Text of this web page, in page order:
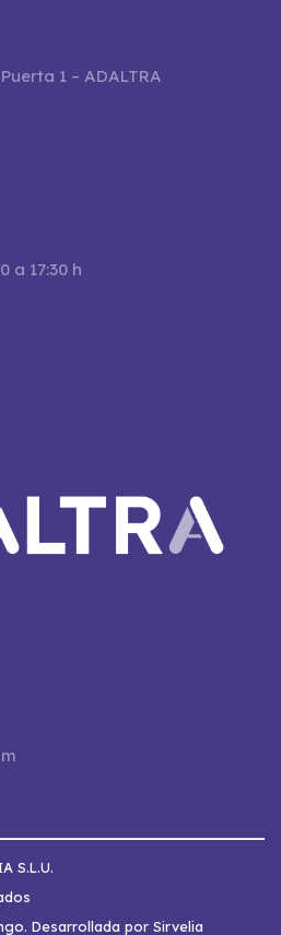
1 – ADALTRA
a 17:30 h
S.L.U.
Desarrollada por Sirvelia